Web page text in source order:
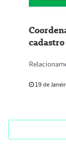
cadastro
19 de